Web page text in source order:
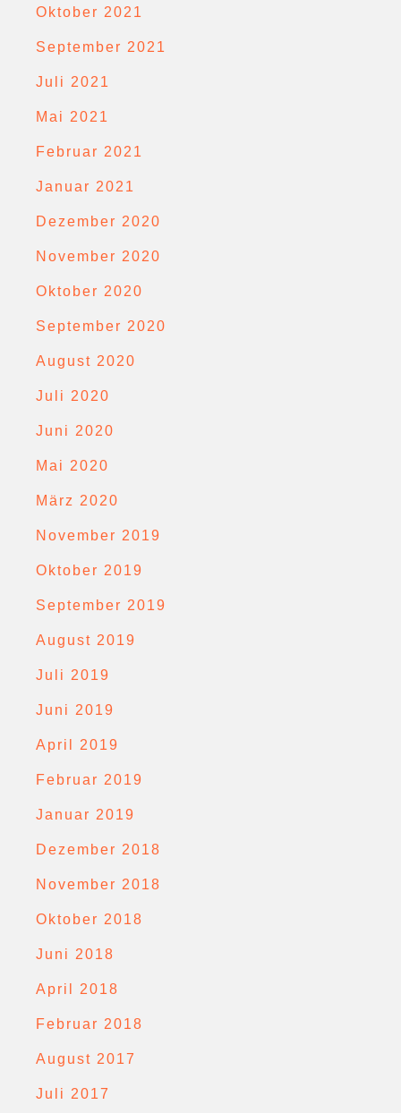
Oktober 2021
September 2021
Juli 2021
Mai 2021
Februar 2021
Januar 2021
Dezember 2020
November 2020
Oktober 2020
September 2020
August 2020
Juli 2020
Juni 2020
Mai 2020
März 2020
November 2019
Oktober 2019
September 2019
August 2019
Juli 2019
Juni 2019
April 2019
Februar 2019
Januar 2019
Dezember 2018
November 2018
Oktober 2018
Juni 2018
April 2018
Februar 2018
August 2017
Juli 2017